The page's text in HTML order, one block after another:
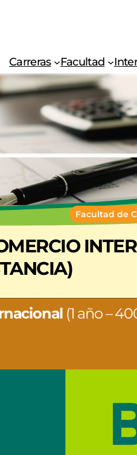
Carreras Facultad
Facultad de
(1 año –